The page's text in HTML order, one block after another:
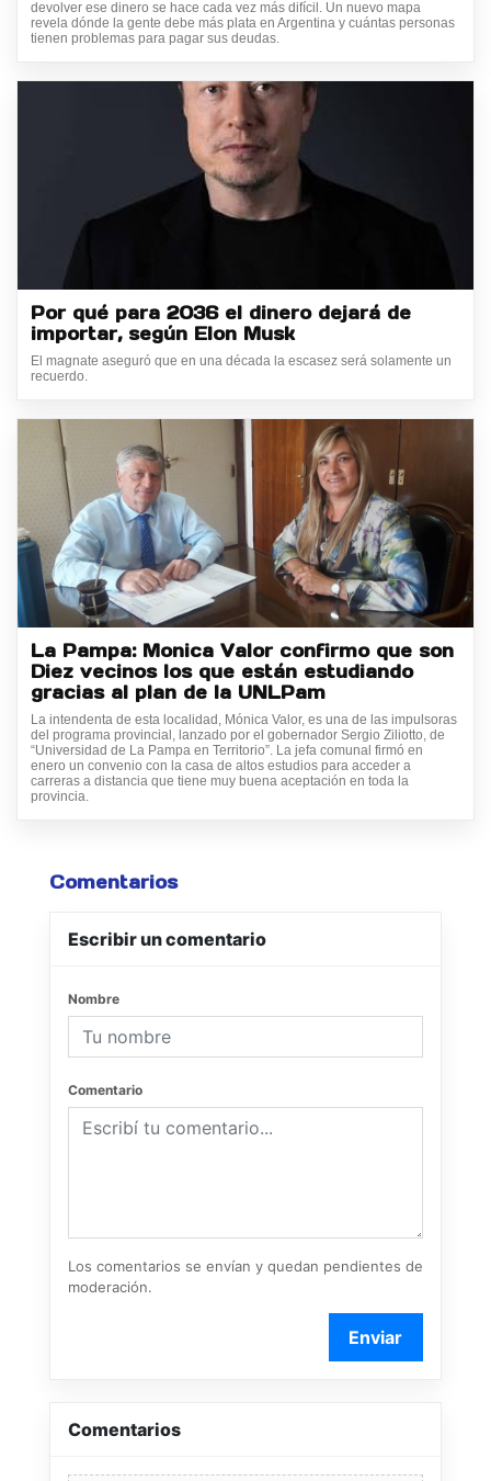
devolver ese dinero se hace cada vez más difícil. Un nuevo mapa
revela dónde la gente debe más plata en Argentina y cuántas personas
tienen problemas para pagar sus deudas.
Por qué para 2036 el dinero dejará de
importar, según Elon Musk
El magnate aseguró que en una década la escasez será solamente un
recuerdo.
La Pampa: Monica Valor confirmo que son
Diez vecinos los que están estudiando
gracias al plan de la UNLPam
La intendenta de esta localidad, Mónica Valor, es una de las impulsoras
del programa provincial, lanzado por el gobernador Sergio Ziliotto, de
“Universidad de La Pampa en Territorio”. La jefa comunal firmó en
enero un convenio con la casa de altos estudios para acceder a
carreras a distancia que tiene muy buena aceptación en toda la
provincia.
Comentarios
Escribir un comentario
Nombre
Comentario
Los comentarios se envían y quedan pendientes de
moderación.
Enviar
Comentarios